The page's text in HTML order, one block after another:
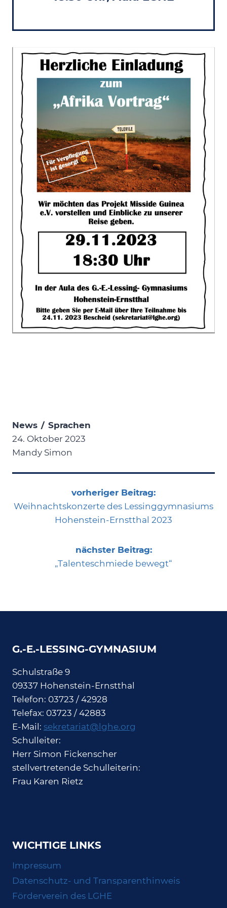
News / Sprachen
24. Oktober 2023
Mandy Simon
vorheriger Beitrag:
Weihnachtskonzerte des Lessinggymnasiums
Hohenstein-Ernstthal 2023
nächster Beitrag:
„Talenteschmiede bewegt“
G.-E.-LESSING-GYMNASIUM
Schulstraße 9
09337 Hohenstein-Ernstthal
Telefon: 03723 / 42928
Telefax: 03723 / 42883
E-Mail: sekretariat@lghe.org
Schulleiter:
Herr Simon Fickenscher
stellvertretende Schulleiterin:
Frau Karen Rietz
WICHTIGE LINKS
Impressum
Datenschutz- und Transparenthinweis
Förderverein des LGHE